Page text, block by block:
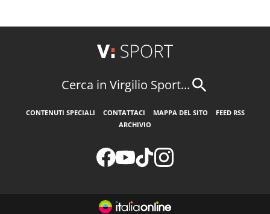
Cerca in Virgilio Sport...
CONTENUTI SPECIALI CONTATTACI MAPPA DEL SITO
FEED RSS
ARCHIVIO